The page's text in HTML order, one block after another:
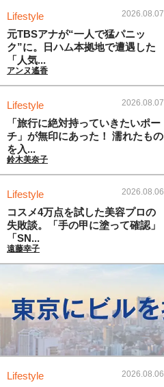
Lifestyle 2026.08.07
元TBSアナが“一人で猛パニッ
ク”に。日ハム本拠地で遭遇した
「人気...
アンヌ遙香
Lifestyle 2026.08.07
「旅行に絶対持っていきたいポー
チ」が無印にあった！ 濡れたもの
を入...
鈴木美奈子
Lifestyle 2026.08.06
コスメ4万点を試した美容プロの
失敗談。「手の甲に塗って確認」
「SN...
遠藤幸子
Lifestyle 2026.08.06